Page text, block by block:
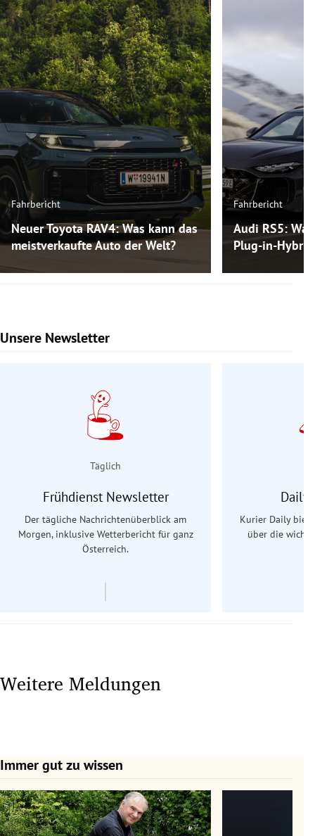
Fahrbericht
Neuer Toyota RAV4: Was kann das
meistverkaufte Auto der Welt?
Fahrbericht
Audi RS5:
Plug-in-
Unsere Newsletter
Slide 1 von 9
Täglich
Frühdienst Newsletter
Der tägliche Nachrichtenüberblick am
Morgen, inklusive Wetterbericht für ganz
Österreich.
Daily
Kurier Daily
über die
Weitere Meldungen
Immer gut zu wissen
Slide 1 von 7